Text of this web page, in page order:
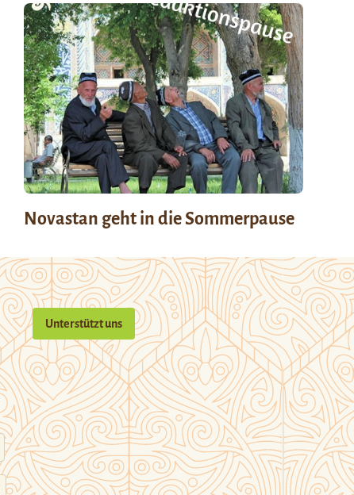
Novastan geht in die Sommerpause
Unterstützt uns